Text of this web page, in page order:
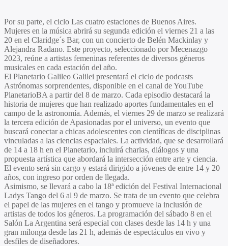
Por su parte, el ciclo Las cuatro estaciones de Buenos Aires.
Mujeres en la música abrirá su segunda edición el viernes 21 a las
20 en el Claridge´s Bar, con un concierto de Belén Mackinlay y
Alejandra Radano. Este proyecto, seleccionado por Mecenazgo
2023, reúne a artistas femeninas referentes de diversos géneros
musicales en cada estación del año.
El Planetario Galileo Galilei presentará el ciclo de podcasts
Astrónomas sorprendentes, disponible en el canal de YouTube
PlanetarioBA a partir del 8 de marzo. Cada episodio destacará la
historia de mujeres que han realizado aportes fundamentales en el
campo de la astronomía. Además, el viernes 29 de marzo se realizará
la tercera edición de Apasionadas por el universo, un evento que
buscará conectar a chicas adolescentes con científicas de disciplinas
vinculadas a las ciencias espaciales. La actividad, que se desarrollará
de 14 a 18 h en el Planetario, incluirá charlas, diálogos y una
propuesta artística que abordará la intersección entre arte y ciencia.
El evento será sin cargo y estará dirigido a jóvenes de entre 14 y 20
años, con ingreso por orden de llegada.
Asimismo, se llevará a cabo la 18ª edición del Festival Internacional
Ladys Tango del 6 al 9 de marzo. Se trata de un evento que celebra
el papel de las mujeres en el tango y promueve la inclusión de
artistas de todos los géneros. La programación del sábado 8 en el
Salón La Argentina será especial con clases desde las 14 h y una
gran milonga desde las 21 h, además de espectáculos en vivo y
desfiles de diseñadores.